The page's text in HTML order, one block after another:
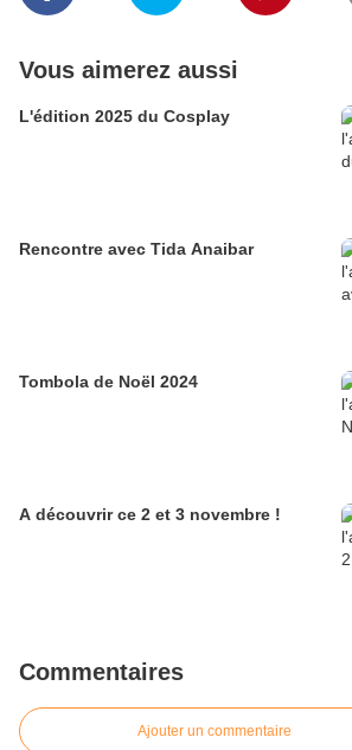
Vous aimerez aussi
L'édition 2025 du Cosplay
Rencontre avec Tida Anaibar
Tombola de Noël 2024
A découvrir ce 2 et 3 novembre !
Commentaires
Ajouter un commentaire